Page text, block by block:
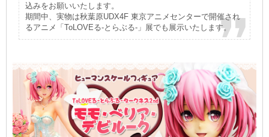
込みをお願いいたします。
期間中、実物は秋葉原UDX4F 東京アニメセンターで開催され
るアニメ「ToLOVEる-とらぶる-」展でも展示いたします。